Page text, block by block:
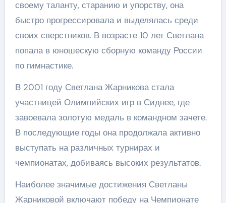
своему таланту, старанию и упорству, она
быстро прогрессировала и выделялась среди
своих сверстников. В возрасте 10 лет Светлана
попала в юношескую сборную команду России
по гимнастике.
В 2001 году Светлана Жарникова стала
участницей Олимпийских игр в Сиднее, где
завоевала золотую медаль в командном зачете.
В последующие годы она продолжала активно
выступать на различных турнирах и
чемпионатах, добиваясь высоких результатов.
Наиболее значимые достижения Светланы
Жарниковой включают победу на Чемпионате